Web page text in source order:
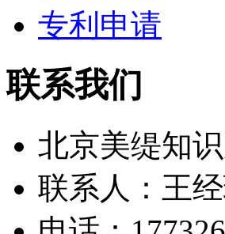
专利申请
联系我们
北京美缇知
联系人：王